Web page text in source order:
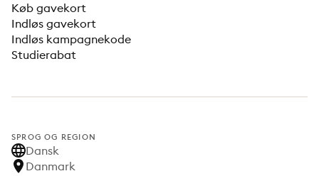
Køb gavekort
Indløs gavekort
Indløs kampagnekode
Studierabat
SPROG OG REGION
Dansk
Danmark